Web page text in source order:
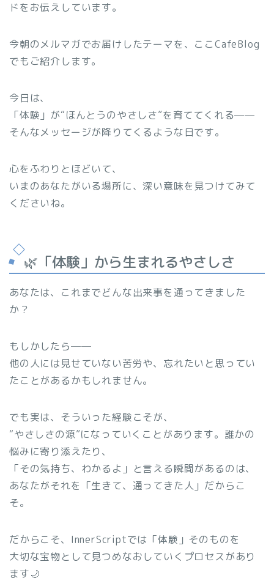
ドをお伝えしています。
今朝のメルマガでお届けしたテーマを、ここCafeBlog
でもご紹介します。
今日は、
「体験」が“ほんとうのやさしさ”を育ててくれる──
そんなメッセージが降りてくるような日です。
心をふわりとほどいて、
いまのあなたがいる場所に、深い意味を見つけてみて
くださいね。
🌿「体験」から生まれるやさしさ
あなたは、これまでどんな出来事を通ってきました
か？
もしかしたら──
他の人には見せていない苦労や、忘れたいと思ってい
たことがあるかもしれません。
でも実は、そういった経験こそが、
“やさしさの源”になっていくことがあります。誰かの
悩みに寄り添えたり、
「その気持ち、わかるよ」と言える瞬間があるのは、
あなたがそれを「生きて、通ってきた人」だからこ
そ。
だからこそ、InnerScriptでは「体験」そのものを
大切な宝物として見つめなおしていくプロセスがあり
ます🌙